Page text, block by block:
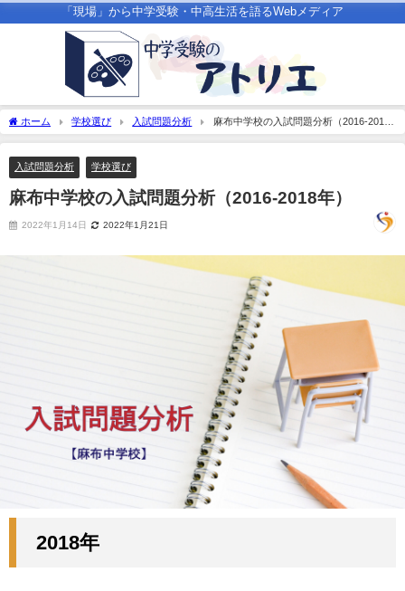
「現場」から中学受験・中高生活を語るWebメディア
ホーム 学校選び 入試問題分析
麻布中学校の入試問題分析（2016-2018
年）
入試問題分析 学校選び
麻布中学校の入試問題分析（2016-2018年）
2022年1月14日 2022年1月21日
2018年